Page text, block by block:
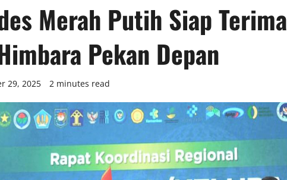
Merah Putih Siap Terima
Pekan Depan
29, 2025 2 minutes read